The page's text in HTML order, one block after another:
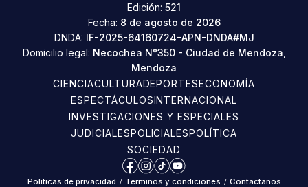
Edición: 521
Fecha: 8 de agosto de 2026
DNDA: IF-2025-64160724-APN-DNDA#MJ
Domicilio legal: Necochea N°350 - Ciudad de Mendoza,
Mendoza
CIENCIACULTURADEPORTESECONOMÍA
ESPECTÁCULOSINTERNACIONAL
INVESTIGACIONES Y ESPECIALES
JUDICIALESPOLICIALESPOLÍTICA
SOCIEDAD
Facebook
Instagram
TikTokYouTube
Políticas de privacidad / Términos y condiciones / Contáctanos